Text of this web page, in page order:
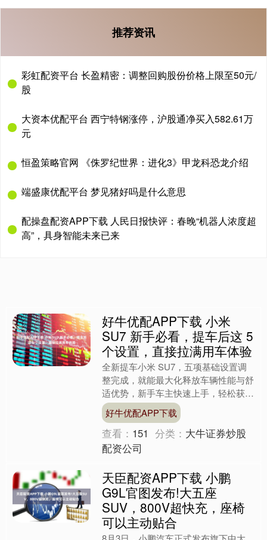
推荐资讯
彩虹配资平台 长盈精密：调整回购股份价格上限至50元/
股
大资本优配平台 西宁特钢涨停，沪股通净买入582.61万
元
恒盈策略官网 《侏罗纪世界：进化3》甲龙科恐龙介绍
端盛康优配平台 梦见猪好吗是什么意思
配操盘配资APP下载 人民日报快评：春晚“机器人浓度超
高”，具身智能未来已来
好牛优配APP下载 小米
SU7 新手必看，提车后这 5
个设置，直接拉满用车体验
全新提车小米 SU7，五项基础设置调
整完成，就能最大化释放车辆性能与舒
适优势，新手车主快速上手，轻松获得
优质驾乘感受。 第一调节驾驶与动能
回收模式，日常城市通勤....
好牛优配APP下载
查看： 151 分类： 大牛证券炒股
配资公司
天臣配资APP下载 小鹏
G9L官图发布!大五座
SUV，800V超快充，座椅
可以主动贴合